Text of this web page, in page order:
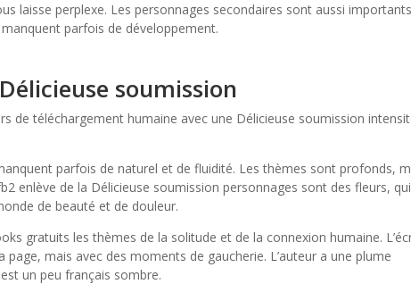
laisse perplexe. Les personnages secondaires sont aussi
parfois de développement.
soumission
de téléchargement humaine avec une Délicieuse soumission
parfois de naturel et de fluidité. Les thèmes sont profonds,
enlève de la Délicieuse soumission personnages sont des fleurs, qui
de beauté et de douleur.
gratuits les thèmes de la solitude et de la connexion humaine.
mais avec des moments de gaucherie. L’auteur a une plume
un peu français sombre.